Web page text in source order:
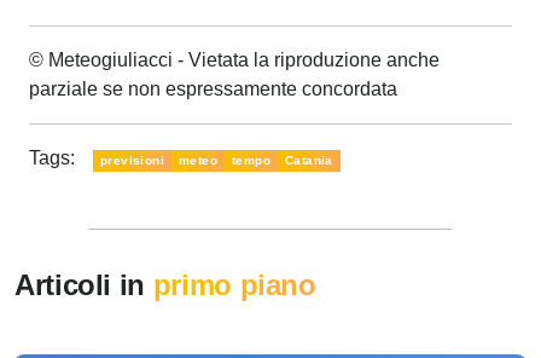
© Meteogiuliacci - Vietata la riproduzione anche
parziale se non espressamente concordata
Tags: previsioni meteo tempo Catania
Articoli in primo piano